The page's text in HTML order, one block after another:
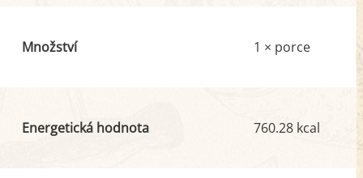
Množství 1 × porce
Energetická hodnota 760.28 kcal